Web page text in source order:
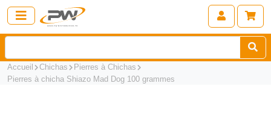
Accueil Chichas
Pierres à Chichas
Pierres à chicha Shiazo Mad Dog 100 grammes